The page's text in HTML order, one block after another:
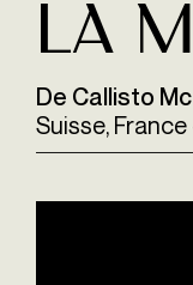
La
De Callisto
Suisse,